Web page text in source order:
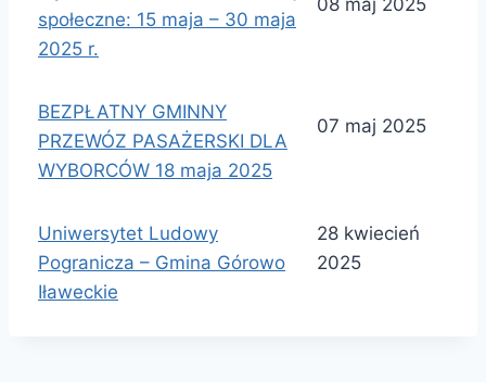
społeczne: 15 maja – 30 maja
2025 r.
08 maj 2025
BEZPŁATNY GMINNY
PRZEWÓZ PASAŻERSKI DLA
WYBORCÓW 18 maja 2025
07 maj 2025
Uniwersytet Ludowy
Pogranicza – Gmina Górowo
Iławeckie
28 kwiecień
2025